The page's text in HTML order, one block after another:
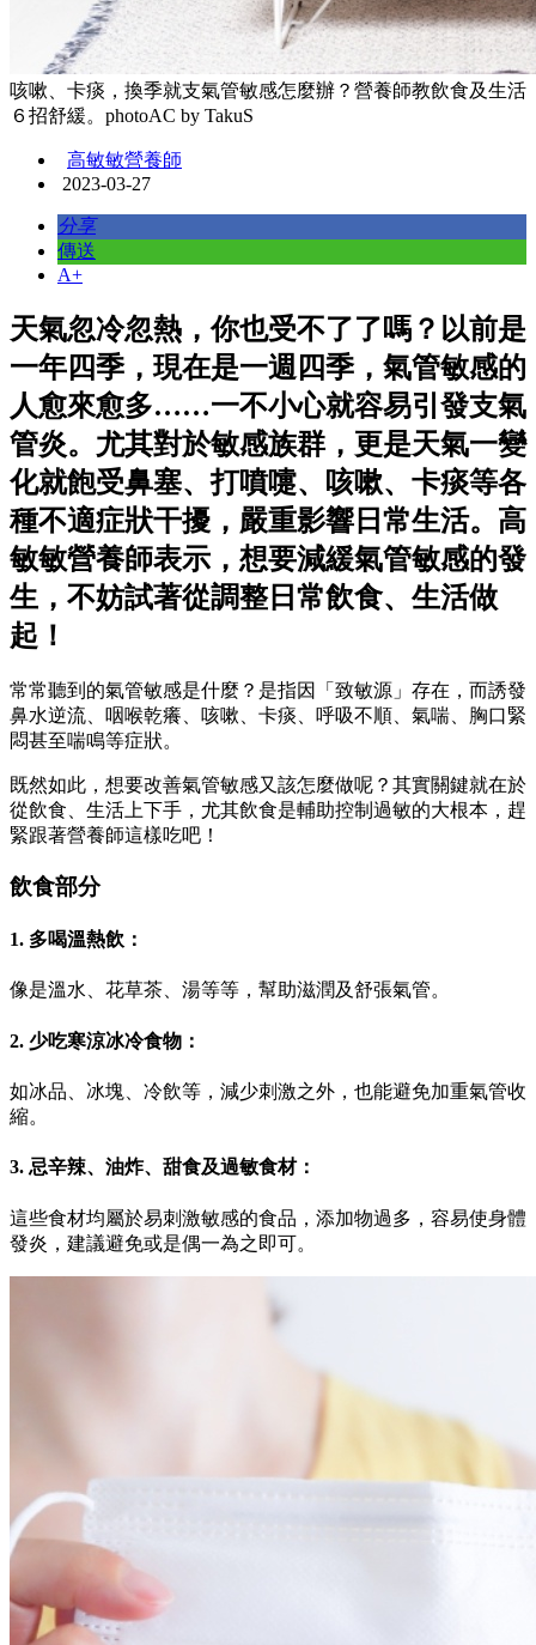
咳嗽、卡痰，換季就支氣管敏感怎麼辦？營養師教飲食及生活
６招舒緩。photoAC by TakuS
高敏敏營養師
2023-03-27
分享
傳送
A+
天氣忽冷忽熱，你也受不了了嗎？以前是
一年四季，現在是一週四季，氣管敏感的
人愈來愈多……一不小心就容易引發支氣
管炎。尤其對於敏感族群，更是天氣一變
化就飽受鼻塞、打噴嚏、咳嗽、卡痰等各
種不適症狀干擾，嚴重影響日常生活。高
敏敏營養師表示，想要減緩氣管敏感的發
生，不妨試著從調整日常飲食、生活做
起！
常常聽到的氣管敏感是什麼？是指因「致敏源」存在，而誘發
鼻水逆流、咽喉乾癢、咳嗽、卡痰、呼吸不順、氣喘、胸口緊
悶甚至喘鳴等症狀。
既然如此，想要改善氣管敏感又該怎麼做呢？其實關鍵就在於
從飲食、生活上下手，尤其飲食是輔助控制過敏的大根本，趕
緊跟著營養師這樣吃吧！
飲食部分
1. 多喝溫熱飲：
像是溫水、花草茶、湯等等，幫助滋潤及舒張氣管。
2. 少吃寒涼冰冷食物：
如冰品、冰塊、冷飲等，減少刺激之外，也能避免加重氣管收
縮。
3. 忌辛辣、油炸、甜食及過敏食材：
這些食材均屬於易刺激敏感的食品，添加物過多，容易使身體
發炎，建議避免或是偶一為之即可。